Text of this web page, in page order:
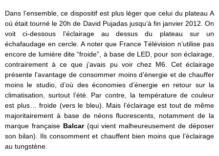
Dans l’ensemble, ce dispositif est plus léger que celui du plateau A
où était tourné le 20h de David Pujadas jusqu’à fin janvier 2012. On
voit ci-dessous l’éclairage au dessus du plateau sur un
échafaudage en cercle. A noter que France Télévision n’utilise pas
encore de lumière dite “froide”, à base de LED, pour son éclairage,
contrairement à ce que j’avais pu voir chez M6. Cet éclairage
présente l’avantage de consommer moins d’énergie et de chauffer
moins le studio, d’où des économies d’énergie en retour sur la
climatisation, surtout l’été. Par contre, la température de couleur
est plus… froide (vers le bleu). Mais l’éclairage est tout de même
majoritairement à base de néons fluorescents, notamment de la
marque française Balcar(qui vient malheureusement de déposer
son bilan). Ils consomment et chauffent bien moins que l’éclairage
au tungstène.